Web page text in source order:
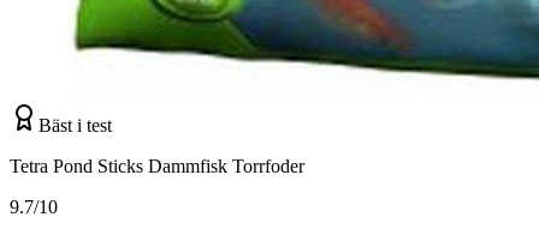
Bäst i test
Tetra Pond Sticks Dammfisk Torrfoder
9.7/10